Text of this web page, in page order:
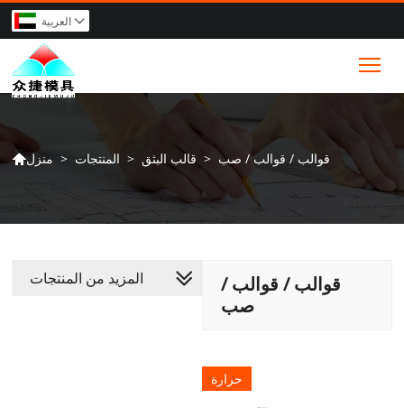
العربية 
منزل > المنتجات > قالب البثق > قوالب / قوالب / صب
قوالب / قوالب /
صب
حرارة
المزيد من المنتجات